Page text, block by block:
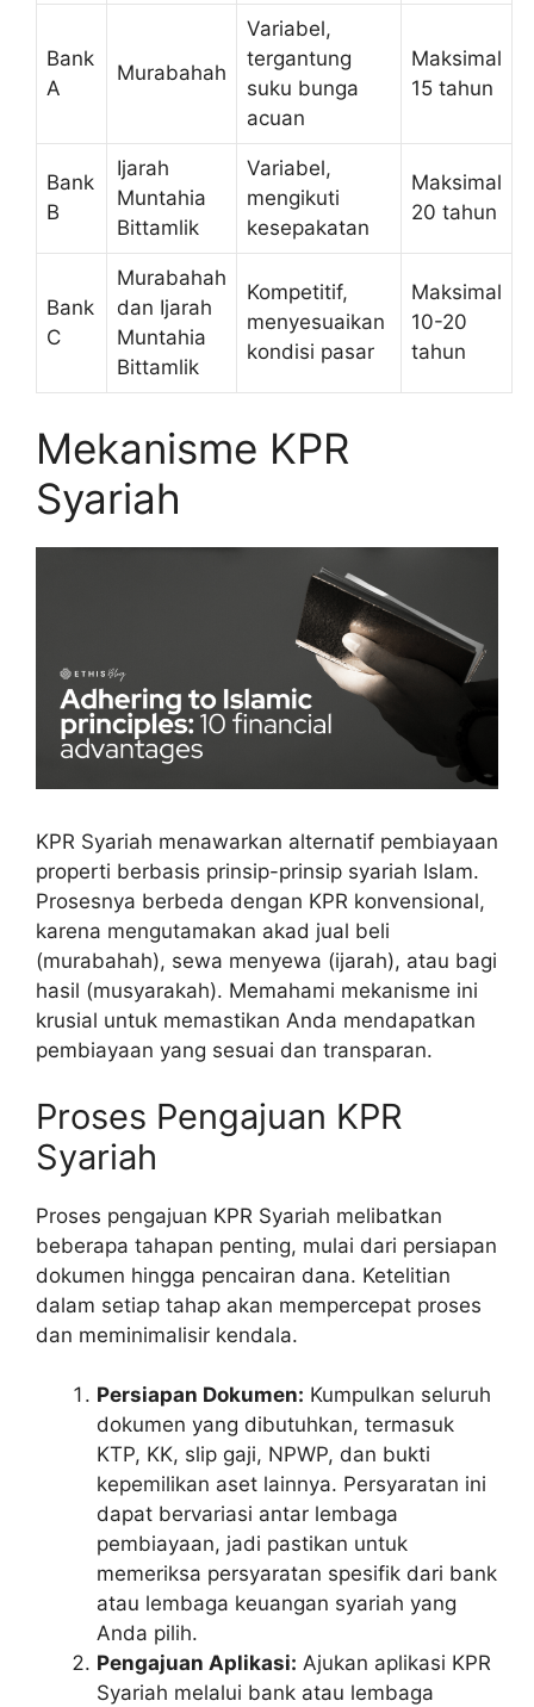
Bank
A
Murabahah
Variabel,
tergantung
suku bunga
acuan
Maksimal
15 tahun
Bank
B
Ijarah
Muntahia
Bittamlik
Variabel,
mengikuti
kesepakatan
Maksimal
20 tahun
Bank
C
Murabahah
dan Ijarah
Muntahia
Bittamlik
Kompetitif,
menyesuaikan
kondisi pasar
Maksimal
10-20
tahun
Mekanisme KPR
Syariah
KPR Syariah menawarkan alternatif pembiayaan
properti berbasis prinsip-prinsip syariah Islam.
Prosesnya berbeda dengan KPR konvensional,
karena mengutamakan akad jual beli
(murabahah), sewa menyewa (ijarah), atau bagi
hasil (musyarakah). Memahami mekanisme ini
krusial untuk memastikan Anda mendapatkan
pembiayaan yang sesuai dan transparan.
Proses Pengajuan KPR
Syariah
Proses pengajuan KPR Syariah melibatkan
beberapa tahapan penting, mulai dari persiapan
dokumen hingga pencairan dana. Ketelitian
dalam setiap tahap akan mempercepat proses
dan meminimalisir kendala.
Persiapan Dokumen: Kumpulkan seluruh
dokumen yang dibutuhkan, termasuk
KTP, KK, slip gaji, NPWP, dan bukti
kepemilikan aset lainnya. Persyaratan ini
dapat bervariasi antar lembaga
pembiayaan, jadi pastikan untuk
memeriksa persyaratan spesifik dari bank
atau lembaga keuangan syariah yang
Anda pilih.
Pengajuan Aplikasi: Ajukan aplikasi KPR
Syariah melalui bank atau lembaga